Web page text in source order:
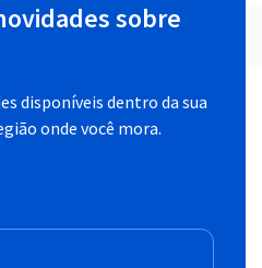
sobre
disponíveis dentro da sua
onde você mora.